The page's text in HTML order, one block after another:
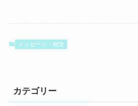
メッセージ・例文
カテゴリー